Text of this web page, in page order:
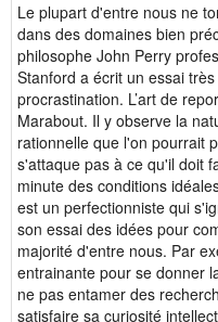
Le plupart d'entre nous ne
dans des domaines bien
philosophe John Perry
Stanford a écrit un essai
procrastination. L’art de
Marabout. Il y observe la
rationnelle que l'on pourrait
s'attaque pas à ce qu'il doit
minute des conditions
est un perfectionniste qui
son essai des idées pour
majorité d'entre nous. Par
entrainante pour se donner
ne pas entamer des
satisfaire sa curiosité